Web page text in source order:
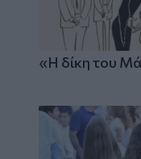
«Η δίκη του